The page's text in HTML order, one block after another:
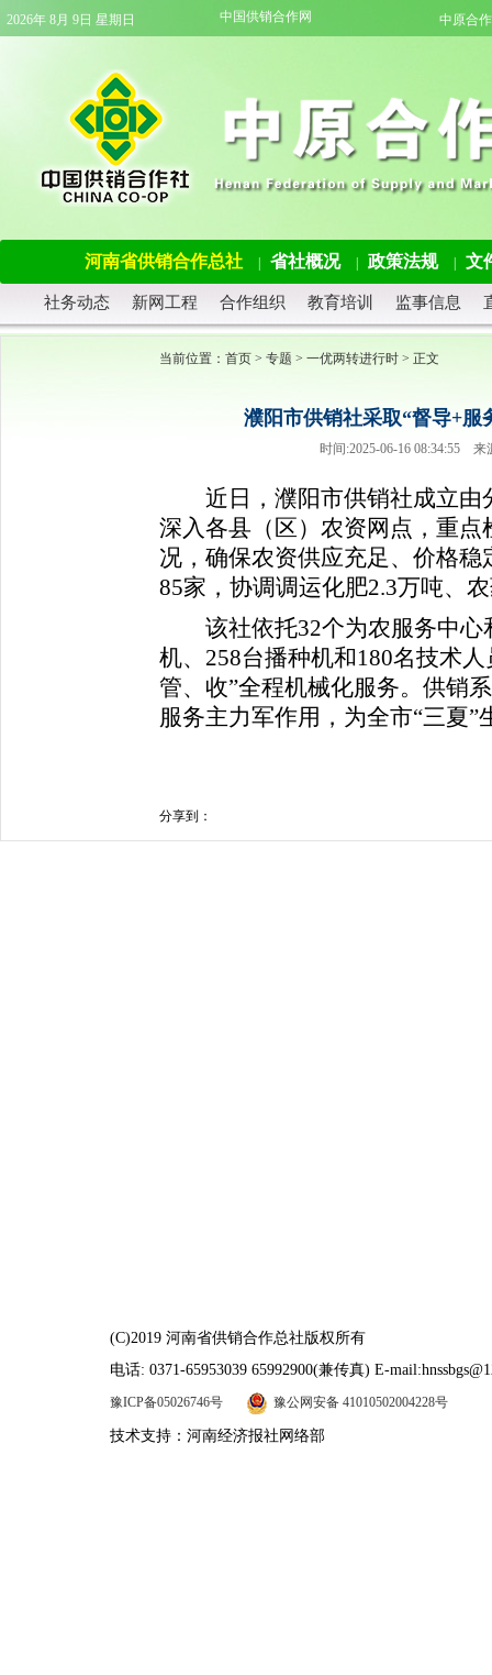
2026年 8月 9日 星期日 中国供销合作网 中原合
河南省供销合作总社 省社概况 政策法规 文
社务动态 新网工程 合作组织 教育培训 监事信息
当前位置： 首页 > 专题 > 一优两转进行时 > 正文
濮阳市供销社采取“督导+服
时间:2025-06-16 08:34:55
近日，濮阳市供销社成立由
深入各县（区）农资网点，重
况，确保农资供应充足、价格
85家，协调调运化肥2.3万吨、
该社依托32个为农服务中
机、258台播种机和180名技术
管、收”全程机械化服务。供销
服务主力军作用，为全市“三夏”
分享到：
(C)2019 河南省供销合作总社版权所有
电话: 0371-65953039 65992900(兼传真) E-
豫ICP备05026746号 豫公网安备 41010502004228号
技术支持：河南经济报社网络部